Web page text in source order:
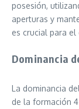
posesión,
aperturas y
es crucial para
Dominancia
La dominancia
de la formación